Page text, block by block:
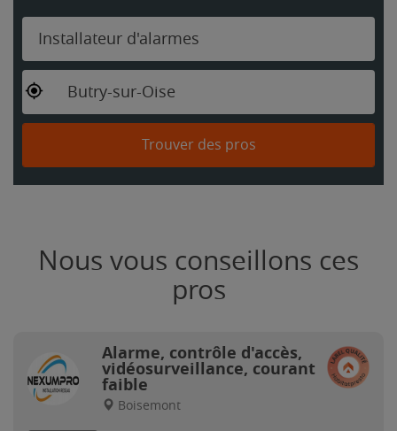
Installateur d'alarmes
Butry-sur-Oise
Trouver des pros
Nous vous conseillons ces
pros
Alarme, contrôle d'accès,
vidéosurveillance, courant
faible
Boisemont